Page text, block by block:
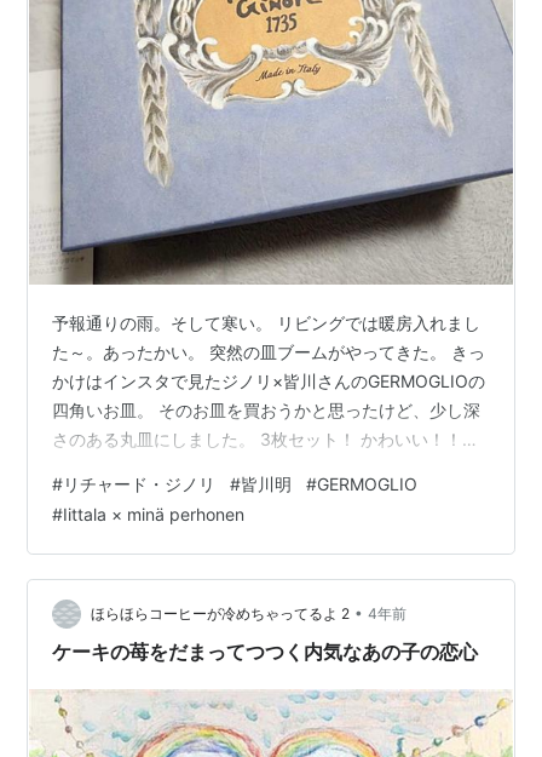
予報通りの雨。そして寒い。 リビングでは暖房入れまし
た～。あったかい。 突然の皿ブームがやってきた。 きっ
かけはインスタで見たジノリ×皆川さんのGERMOGLIOの
四角いお皿。 そのお皿を買おうかと思ったけど、少し深
さのある丸皿にしました。 3枚セット！ かわいい！！！
ー。 悔いはないが、食器棚の余裕はない。 お昼は焼きそ
ばを作りました。早速新しいお皿を使います。 キャベ
ツ、肉、麺をそれぞれ炒め、最後の麺にソースを混ぜ
て、キャベツと肉を戻します。 麺がさらっとしてて美味
しいんだー。 お皿も少し深さがあって、パスタとか…
#リチャード・ジノリ #皆川明 #GERMOGLIO
#Iittala × minä perhonen
ほらほらコーヒーが冷めちゃってるよ 2 • 4年前
ケーキの苺をだまってつつく内気なあの子の恋心